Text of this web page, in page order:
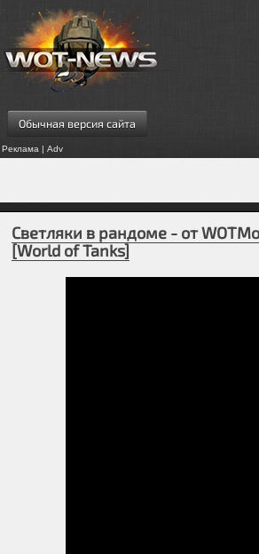
Обычная версия сайта
Реклама | Adv
Светляки в рандоме - от
[World of Tanks]